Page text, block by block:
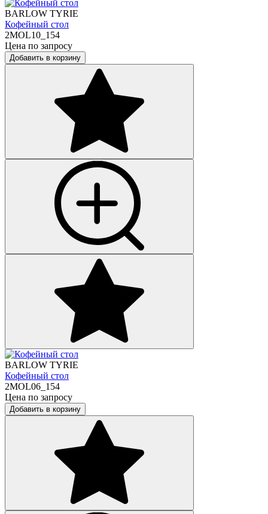
BARLOW TYRIE
Кофейный стол
2MOL10_154
Цена по запросу
Добавить в корзину
BARLOW TYRIE
Кофейный стол
2MOL06_154
Цена по запросу
Добавить в корзину